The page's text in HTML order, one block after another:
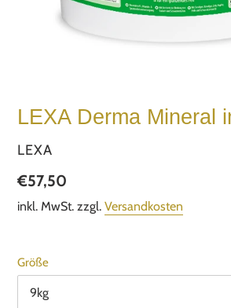
LEXA Derma Mineral
VERKÄUFER
LEXA
Normaler
Preis
€57,50
inkl. MwSt. zzgl. Versandkosten
Größe